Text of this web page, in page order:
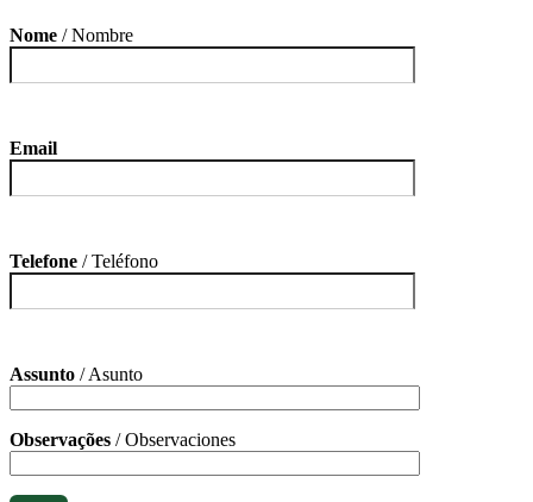
Nome / Nombre
Email
Telefone / Teléfono
Assunto / Asunto
Observações / Observaciones